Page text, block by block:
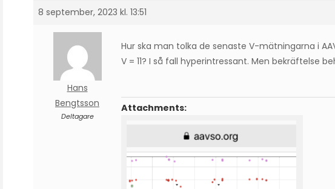
8 september, 2023 kl. 13:51
Hans
Bengtsson
Deltagare
Hur ska man tolka de senaste V-mätningarna i
V = 11? I så fall hyperintressant. Men bekräftelse
Attachments: